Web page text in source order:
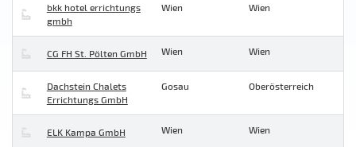
bkk hotel errichtungs
gmbh
Wien Wien
CG FH St. Pölten GmbH Wien Wien
Dachstein Chalets
Errichtungs GmbH
Gosau Oberösterreich
ELK Kampa GmbH Wien Wien